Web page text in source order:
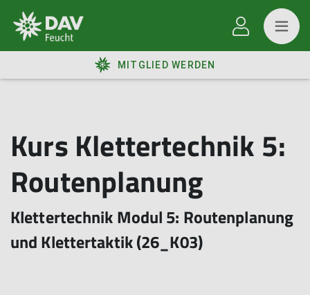
MITGLIED WERDEN
Kurs Klettertechnik 5:
Routenplanung
Klettertechnik Modul 5: Routenplanung
und Klettertaktik (26_K03)